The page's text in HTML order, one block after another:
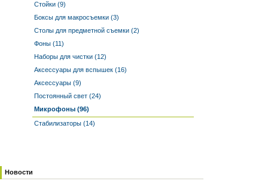
Стойки (9)
Боксы для макросъемки (3)
Столы для предметной съемки (2)
Фоны (11)
Наборы для чистки (12)
Аксессуары для вспышек (16)
Аксессуары (9)
Постоянный свет (24)
Микрофоны (96)
Стабилизаторы (14)
Новости